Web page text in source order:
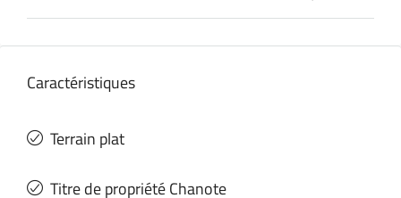
Caractéristiques
Terrain plat
Titre de propriété Chanote